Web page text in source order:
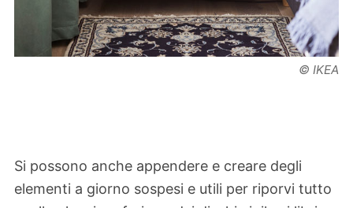
© IKEA
Si possono anche appendere e creare degli
elementi a giorno sospesi e utili per riporvi tutto